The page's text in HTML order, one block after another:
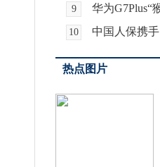
9 华为G7Plus“
10 中国人保携
热点图片